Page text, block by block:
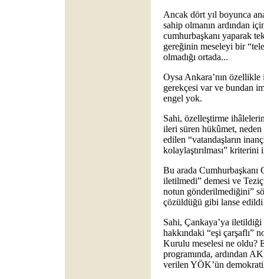
Ancak dört yıl boyunca
sahip olmanın ardından
cumhurbaşkanı yaparak
gereğinin meseleyi bir
olmadığı ortada...
Oysa Ankara’nın
gerekçesi var ve bundan
engel yok.
Sahi, özelleştirme
ileri süren hükûmet,
edilen “vatandaşların
kolaylaştırılması” kriterini
Bu arada Cumhurbaşkanı
iletilmedi” demesi ve
notun gönderilmediğini”
çözüldüğü gibi lanse
Sahi, Çankaya’ya
hakkındaki “eşi çarşaflı”
Kurulu meselesi ne oldu?
programında, ardından
verilen YÖK’ün